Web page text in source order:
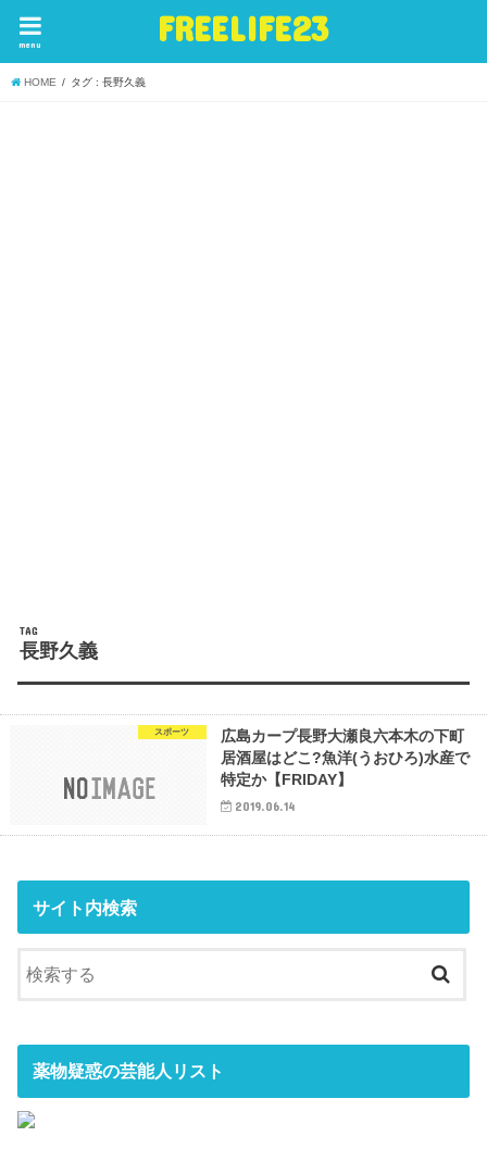
FREELIFE23
menu
HOME タグ : 長野久義
TAG
長野久義
スポーツ
広島カープ長野大瀬良六本木の下町
居酒屋はどこ?魚洋(うおひろ)水産で
特定か【FRIDAY】
2019.06.14
サイト内検索
薬物疑惑の芸能人リスト